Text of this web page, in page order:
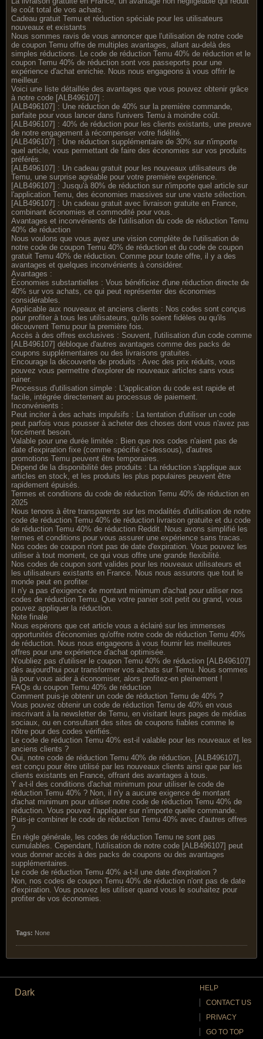
le coût total de vos achats.
Cadeau gratuit Temu et réduction spéciale pour les utilisateurs
nouveaux et existants
Nous sommes ravis de vous annoncer que l'utilisation de notre code
de coupon Temu offre de multiples avantages, allant au-delà des
simples réductions. Le code de réduction Temu 40% de réduction et le
coupon Temu 40% de réduction sont vos passeports pour une
expérience d'achat enrichie. Nous nous engageons à vous offrir le
meilleur.
Voici une liste détaillée des avantages que vous pouvez obtenir grâce
à notre code [ALB496107] :
[ALB496107] : Une réduction de 40% sur la première commande,
parfaite pour vous lancer dans l'univers Temu à moindre coût.
[ALB496107] : 40% de réduction pour les clients existants, une preuve
de notre engagement à récompenser votre fidélité.
[ALB496107] : Une réduction supplémentaire de 30% sur n'importe
quel article, vous permettant de faire des économies sur vos produits
préférés.
[ALB496107] : Un cadeau gratuit pour les nouveaux utilisateurs de
Temu, une surprise agréable pour votre première expérience.
[ALB496107] : Jusqu'à 80% de réduction sur n'importe quel article sur
l'application Temu, des économies massives sur une vaste sélection.
[ALB496107] : Un cadeau gratuit avec livraison gratuite en France,
combinant économies et commodité pour vous.
Avantages et inconvénients de l'utilisation du code de réduction Temu
40% de réduction
Nous voulons que vous ayez une vision complète de l'utilisation de
notre code de coupon Temu 40% de réduction et du code de coupon
gratuit Temu 40% de réduction. Comme pour toute offre, il y a des
avantages et quelques inconvénients à considérer.
Avantages :
Économies substantielles : Vous bénéficiez d'une réduction directe de
40% sur vos achats, ce qui peut représenter des économies
considérables.
Applicable aux nouveaux et anciens clients : Nos codes sont conçus
pour profiter à tous les utilisateurs, qu'ils soient fidèles ou qu'ils
découvrent Temu pour la première fois.
Accès à des offres exclusives : Souvent, l'utilisation d'un code comme
[ALB496107] débloque d'autres avantages comme des packs de
coupons supplémentaires ou des livraisons gratuites.
Encourage la découverte de produits : Avec des prix réduits, vous
pouvez vous permettre d'explorer de nouveaux articles sans vous
ruiner.
Processus d'utilisation simple : L'application du code est rapide et
facile, intégrée directement au processus de paiement.
Inconvénients :
Peut inciter à des achats impulsifs : La tentation d'utiliser un code
peut parfois vous pousser à acheter des choses dont vous n'avez pas
forcément besoin.
Valable pour une durée limitée : Bien que nos codes n'aient pas de
date d'expiration fixe (comme spécifié ci-dessous), d'autres
promotions Temu peuvent être temporaires.
Dépend de la disponibilité des produits : La réduction s'applique aux
articles en stock, et les produits les plus populaires peuvent être
rapidement épuisés.
Termes et conditions du code de réduction Temu 40% de réduction en
2025
Nous tenons à être transparents sur les modalités d'utilisation de notre
code de réduction Temu 40% de réduction livraison gratuite et du code
de réduction Temu 40% de réduction Reddit. Nous avons simplifié les
termes et conditions pour vous assurer une expérience sans tracas.
Nos codes de coupon n'ont pas de date d'expiration. Vous pouvez les
utiliser à tout moment, ce qui vous offre une grande flexibilité.
Nos codes de coupon sont valides pour les nouveaux utilisateurs et
les utilisateurs existants en France. Nous nous assurons que tout le
monde peut en profiter.
Il n'y a pas d'exigence de montant minimum d'achat pour utiliser nos
codes de réduction Temu. Que votre panier soit petit ou grand, vous
pouvez appliquer la réduction.
Note finale
Nous espérons que cet article vous a éclairé sur les immenses
opportunités d'économies qu'offre notre code de réduction Temu 40%
de réduction. Nous nous engageons à vous fournir les meilleures
offres pour une expérience d'achat optimisée.
N'oubliez pas d'utiliser le coupon Temu 40% de réduction [ALB496107]
dès aujourd'hui pour transformer vos achats sur Temu. Nous sommes
là pour vous aider à économiser, alors profitez-en pleinement !
FAQs du coupon Temu 40% de réduction
Comment puis-je obtenir un code de réduction Temu de 40% ?
Vous pouvez obtenir un code de réduction Temu de 40% en vous
inscrivant à la newsletter de Temu, en visitant leurs pages de médias
sociaux, ou en consultant des sites de coupons fiables comme le
nôtre pour des codes vérifiés.
Le code de réduction Temu 40% est-il valable pour les nouveaux et les
anciens clients ?
Oui, notre code de réduction Temu 40% de réduction, [ALB496107],
est conçu pour être utilisé par les nouveaux clients ainsi que par les
clients existants en France, offrant des avantages à tous.
Y a-t-il des conditions d'achat minimum pour utiliser le code de
réduction Temu 40% ? Non, il n'y a aucune exigence de montant
d'achat minimum pour utiliser notre code de réduction Temu 40% de
réduction. Vous pouvez l'appliquer sur n'importe quelle commande.
Puis-je combiner le code de réduction Temu 40% avec d'autres offres
?
En règle générale, les codes de réduction Temu ne sont pas
cumulables. Cependant, l'utilisation de notre code [ALB496107] peut
vous donner accès à des packs de coupons ou des avantages
supplémentaires.
Le code de réduction Temu 40% a-t-il une date d'expiration ?
Non, nos codes de coupon Temu 40% de réduction n'ont pas de date
d'expiration. Vous pouvez les utiliser quand vous le souhaitez pour
profiter de vos économies.
Tags: None
Dark
HELP
CONTACT US
PRIVACY
GO TO TOP